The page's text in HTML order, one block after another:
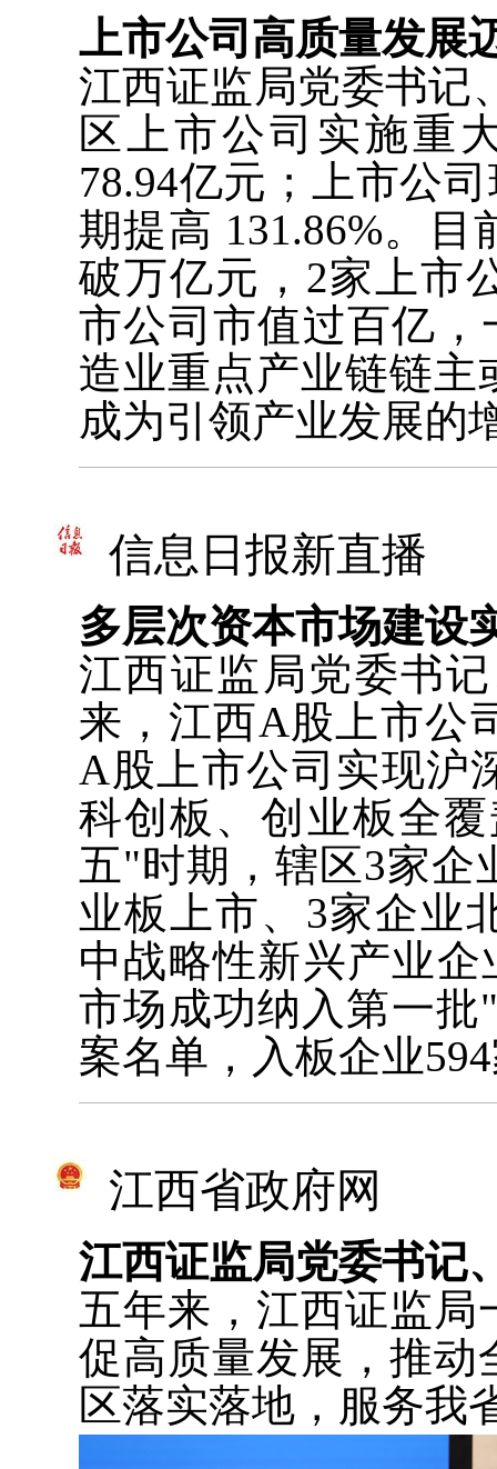
上市公司高质量发展
江西证监局党委书记
区上市公司实施重
78.94亿元；上市公
期提高 131.86%。
破万亿元，2家上市
市公司市值过百亿，
造业重点产业链链主
成为引领产业发展的
信息日报新直播
多层次资本市场建设
江西证监局党委书
来，江西A股上市公
A股上市公司实现沪
科创板、创业板全
五"时期，辖区3家企
业板上市、3家企业
中战略性新兴产业企
市场成功纳入第一
案名单，入板企业
江西省政府网
江西证监局党委书记
五年来，江西证监局
促高质量发展，推动
区落实落地，服务我